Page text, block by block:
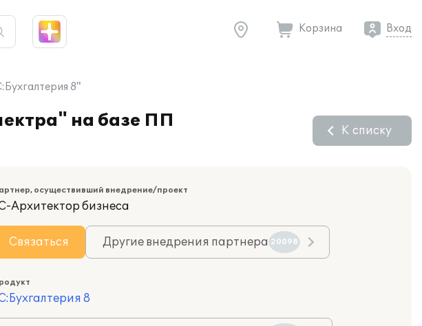
Корзина Вход
8"
на базе ПП
К списку
осуществивший внедрение/проект
Архитектор бизнеса
Связаться Другие внедрения партнера 20098
8